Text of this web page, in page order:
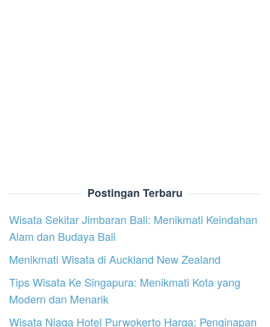
Postingan Terbaru
Wisata Sekitar Jimbaran Bali: Menikmati Keindahan
Alam dan Budaya Bali
Menikmati Wisata di Auckland New Zealand
Tips Wisata Ke Singapura: Menikmati Kota yang
Modern dan Menarik
Wisata Niaga Hotel Purwokerto Harga: Penginapan